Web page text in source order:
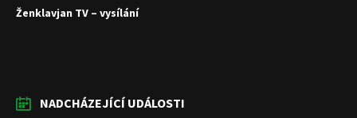
Ženklavjan TV – vysílání
NADCHÁZEJÍCÍ UDÁLOSTI